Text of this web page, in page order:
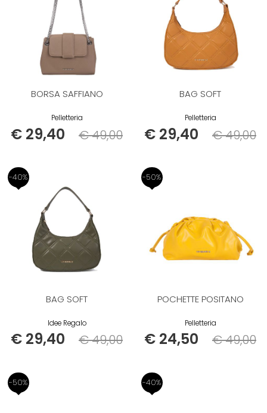
BORSA SAFFIANO
Pelletteria
€ 29,40 Listino
€ 49,00
BAG SOFT
Pelletteria
€ 29,40 Listino
€ 49,00
-40%
BAG SOFT
Idee Regalo
€ 29,40 Listino
€ 49,00
-50%
POCHETTE POSITANO
Pelletteria
€ 24,50 Listino
€ 49,00
-50% -40%